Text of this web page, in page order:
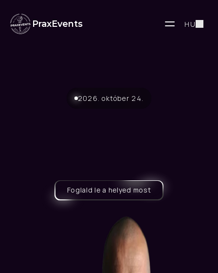
PraxEvents HU
2026. október 24.
ellátása.
Foglald le a helyed most